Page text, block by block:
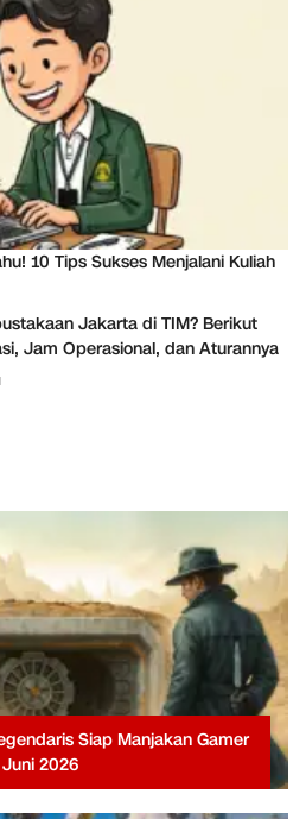
10 Tips Sukses Menjalani Kuliah
Jakarta di TIM? Berikut
Jam Operasional, dan Aturannya
Siap Manjakan Gamer
Juni 2026